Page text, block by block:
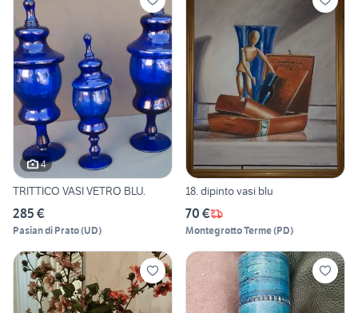
4
TRITTICO VASI VETRO BLU.
285 €
Pasian di Prato(UD)
18. dipinto vasi blu
70 €
Montegrotto Terme(PD)